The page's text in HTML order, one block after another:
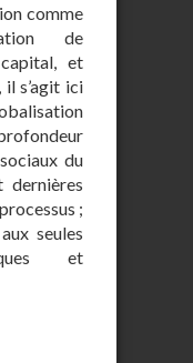
comme
de
et
il s’agit ici
du
dernières
;
seules
et